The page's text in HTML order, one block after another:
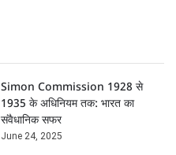
Simon Commission 1928 से
1935 के अधिनियम तक: भारत का
संवैधानिक सफर
June 24, 2025